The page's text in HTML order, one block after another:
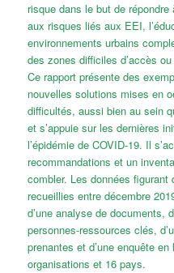
risque dans le but de
aux risques liés aux EEI,
environnements urbains
des zones difficiles d’accès
Ce rapport présente des
nouvelles solutions mises en
difficultés, aussi bien au sein
et s’appuie sur les dernières
l’épidémie de COVID-19. Il
recommandations et un
combler. Les données
recueillies entre décembre
d’une analyse de documents,
personnes-ressources clés,
prenantes et d’une enquête
organisations et 16 pays.